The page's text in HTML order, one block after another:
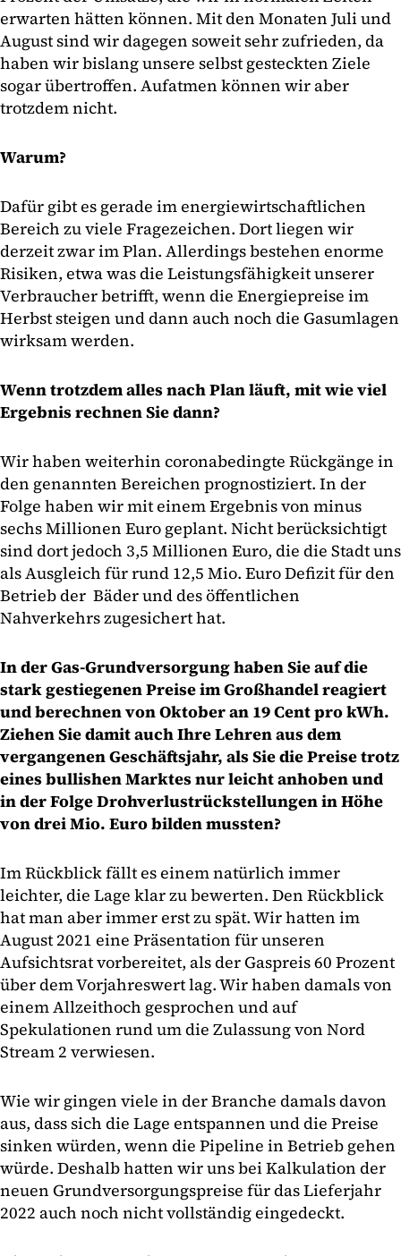
erwarten hätten können. Mit den Monaten Juli und
August sind wir dagegen soweit sehr zufrieden, da
haben wir bislang unsere selbst gesteckten Ziele
sogar übertroffen. Aufatmen können wir aber
trotzdem nicht.
Warum?
Dafür gibt es gerade im energiewirtschaftlichen
Bereich zu viele Fragezeichen. Dort liegen wir
derzeit zwar im Plan. Allerdings bestehen enorme
Risiken, etwa was die Leistungsfähigkeit unserer
Verbraucher betrifft, wenn die Energiepreise im
Herbst steigen und dann auch noch die Gasumlagen
wirksam werden.
Wenn trotzdem alles nach Plan läuft, mit wie viel
Ergebnis rechnen Sie dann?
Wir haben weiterhin coronabedingte Rückgänge in
den genannten Bereichen prognostiziert. In der
Folge haben wir mit einem Ergebnis von minus
sechs Millionen Euro geplant. Nicht berücksichtigt
sind dort jedoch 3,5 Millionen Euro, die die Stadt uns
als Ausgleich für rund 12,5 Mio. Euro Defizit für den
Betrieb der Bäder und des öffentlichen
Nahverkehrs zugesichert hat.
In der Gas-Grundversorgung haben Sie auf die
stark gestiegenen Preise im Großhandel reagiert
und berechnen von Oktober an 19 Cent pro kWh.
Ziehen Sie damit auch Ihre Lehren aus dem
vergangenen Geschäftsjahr, als Sie die Preise trotz
eines bullishen Marktes nur leicht anhoben und
in der Folge Drohverlustrückstellungen in Höhe
von drei Mio. Euro bilden mussten?
Im Rückblick fällt es einem natürlich immer
leichter, die Lage klar zu bewerten. Den Rückblick
hat man aber immer erst zu spät. Wir hatten im
August 2021 eine Präsentation für unseren
Aufsichtsrat vorbereitet, als der Gaspreis 60 Prozent
über dem Vorjahreswert lag. Wir haben damals von
einem Allzeithoch gesprochen und auf
Spekulationen rund um die Zulassung von Nord
Stream 2 verwiesen.
Wie wir gingen viele in der Branche damals davon
aus, dass sich die Lage entspannen und die Preise
sinken würden, wenn die Pipeline in Betrieb gehen
würde. Deshalb hatten wir uns bei Kalkulation der
neuen Grundversorgungspreise für das Lieferjahr
2022 auch noch nicht vollständig eingedeckt.